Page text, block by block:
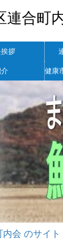
連合町
拶
会 のサイト